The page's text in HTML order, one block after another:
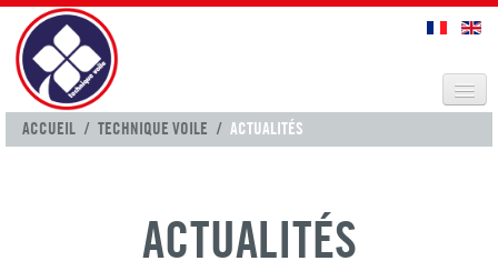
TECHNIQUE VOILE
CONTACT
ACCUEIL / TECHNIQUE VOILE / ACTUALITÉS
ACTUALITÉS